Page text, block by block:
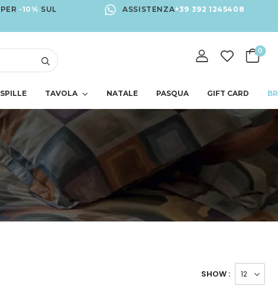
PER -10% SUL
ASSISTENZA+39 392 1245408
0
SPILLE TAVOLA NATALE PASQUA GIFT CARD
SHOW :